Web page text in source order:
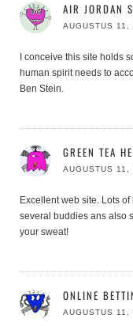
AIR JORDAN
AUGUSTUS
I conceive this site holds
human spirit needs to
Ben Stein.
GREEN TEA
AUGUSTUS
Excellent web site. Lots
several buddies ans also
your sweat!
ONLINE
AUGUSTUS